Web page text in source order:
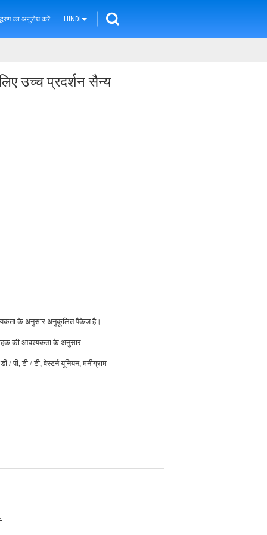
का अनुरोध करें HINDI
उच्च प्रदर्शन सैन्य
के अनुसार अनुकूलित पैकेज है।
की आवश्यकता के अनुसार
/ पी, टी / टी, वेस्टर्न यूनियन, मनीग्राम